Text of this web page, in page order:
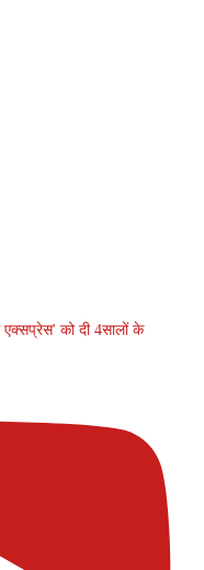
एक्सप्रेस' को दी 4सालों के